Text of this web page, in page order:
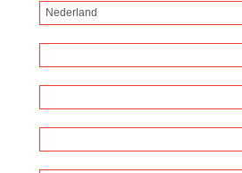
Nederland